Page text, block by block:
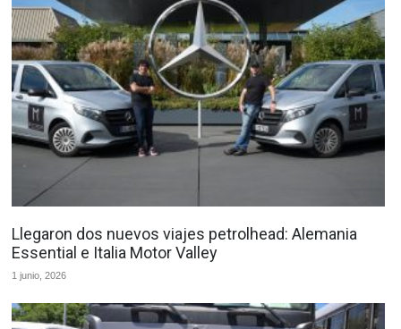
Llegaron dos nuevos viajes petrolhead: Alemania
Essential e Italia Motor Valley
1 junio, 2026